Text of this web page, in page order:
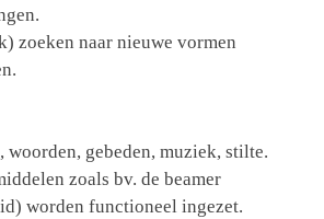
zoeken naar nieuwe vormen
woorden, gebeden, muziek, stilte.
zoals bv. de beamer
worden functioneel ingezet.